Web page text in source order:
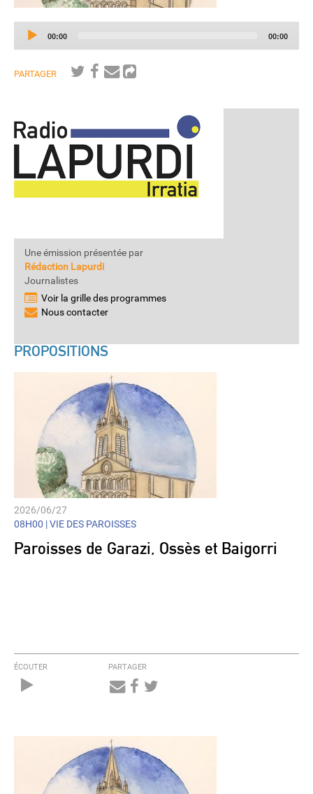
Current
00:00
Total
00:00
PARTAGER
Une émission présentée par
Rédaction Lapurdi
Journalistes
Voir la grille des programmes
Nous contacter
PROPOSITIONS
2026/06/27
08H00 |VIE DES PAROISSES
Paroisses de Garazi, Ossès et Baigorri
ÉCOUTER PARTAGER